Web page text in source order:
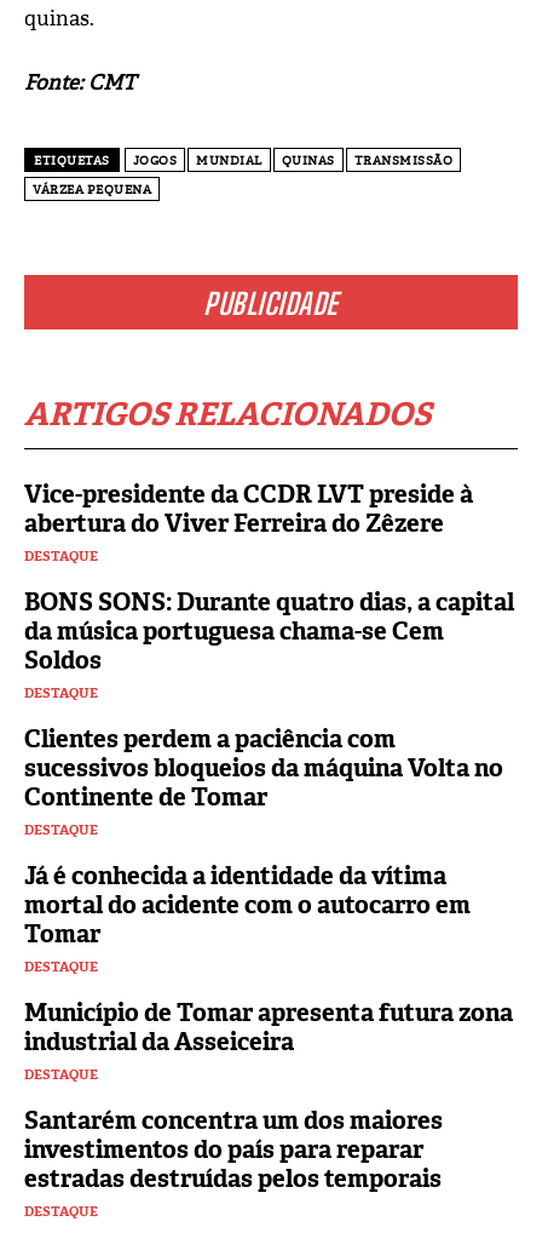
PUBLICIDADE
ARTIGOS RELACIONADOS
Vice-presidente da CCDR LVT preside à
abertura do Viver Ferreira do Zêzere
DESTAQUE
BONS SONS: Durante quatro dias, a capital
da música portuguesa chama-se Cem
Soldos
DESTAQUE
Clientes perdem a paciência com
sucessivos bloqueios da máquina Volta no
Continente de Tomar
DESTAQUE
Já é conhecida a identidade da vítima
mortal do acidente com o autocarro em
Tomar
DESTAQUE
Município de Tomar apresenta futura zona
industrial da Asseiceira
DESTAQUE
Santarém concentra um dos maiores
investimentos do país para reparar
estradas destruídas pelos temporais
DESTAQUE
quinas.
Fonte: CMT
ETIQUETAS JOGOS MUNDIAL QUINAS
TRANSMISSÃO
VÁRZEA PEQUENA